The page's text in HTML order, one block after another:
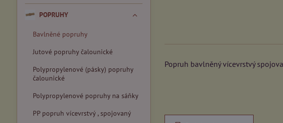
Popruh bavlněný vícevrstvý
POPRUHY
Bavlněné popruhy
Jutové popruhy čalounické
Polypropylenové (pásky) popruhy
čalounické
Polypropylenové popruhy na sáňky
PP popruh vícevrstvý , spojovaný